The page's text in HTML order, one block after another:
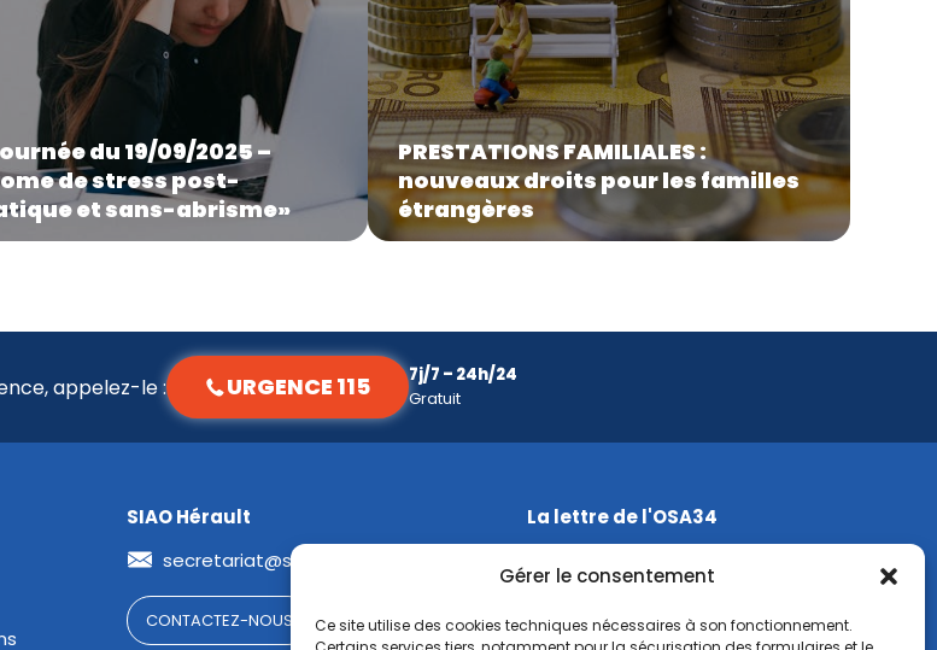
Gérer le consentement
Ce site utilise des cookies techniques nécessaires à son fonctionnement.
du 19/09/2025 –
de stress post-
et sans-abrisme»
PRESTATIONS FAMILIALES :
nouveaux droits pour les familles
étrangères
appelez-le : URGENCE 115
7j/7 – 24h/24
Gratuit
SIAO Hérault
secretariat@siao34.org
CONTACTEZ-NOUS
La lettre de l'OSA34
abonnant à notre lettre numérique
S'ABONNER